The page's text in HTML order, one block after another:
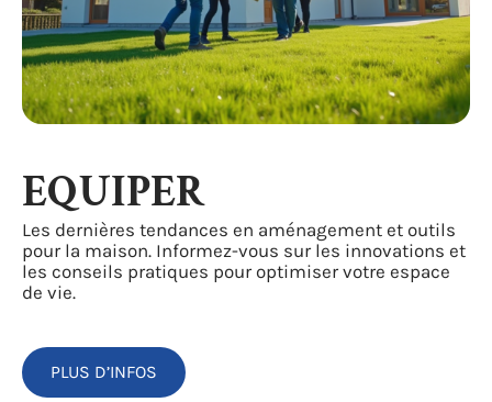
EQUIPER
Les dernières tendances en aménagement et outils
pour la maison. Informez-vous sur les innovations et
les conseils pratiques pour optimiser votre espace
de vie.
PLUS D’INFOS